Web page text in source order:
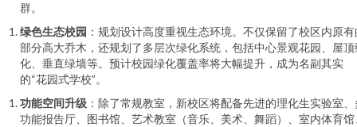
群。
绿色生态校园 ：规划设计高度重视生态环境。不仅保留了校区内原有
部分高大乔木，还规划了多层次绿化系统，包括中心景观花园、屋顶
化、垂直绿墙等。预计校园绿化覆盖率将大幅提升，成为名副其实
的“花园式学校”。
功能空间升级 ：除了常规教室，新校区将配备先进的理化生实验室、
功能报告厅、图书馆、艺术教室（音乐、美术、舞蹈）、室内体育馆